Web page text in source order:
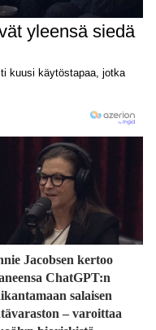
Jacobsen kertoo
ChatGPT:n
salaisen
– varoittaa